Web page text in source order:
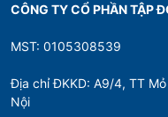
CÔNG TY CỔ PHẦN TẬP
MST: 0105308539
Địa chỉ ĐKKD: A9/4, TT
Nội